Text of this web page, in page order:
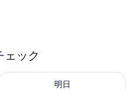
ェック
ック
明日
明日 8月 7 - 8月 8 の空室状況